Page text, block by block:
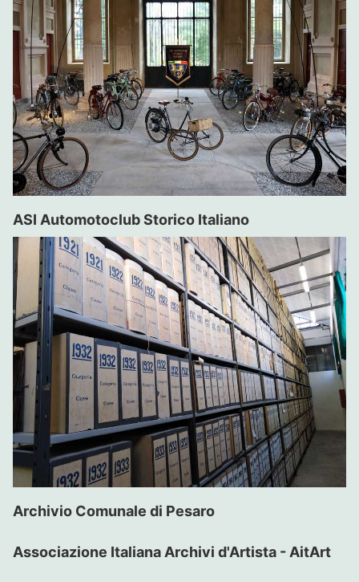
ASI Automotoclub Storico Italiano
Archivio Comunale di Pesaro
Associazione Italiana Archivi d'Artista - AitArt